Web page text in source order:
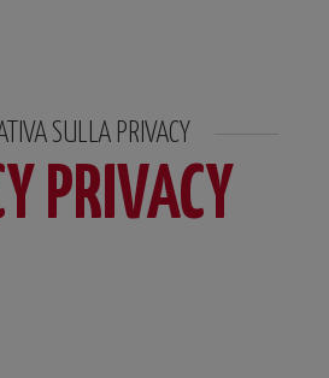
SULLA PRIVACY
PRIVACY